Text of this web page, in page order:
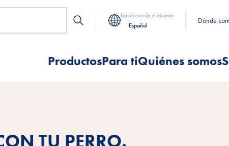
Localización e idioma
Español
Dónde
ProductosPara tiQuiénes somos